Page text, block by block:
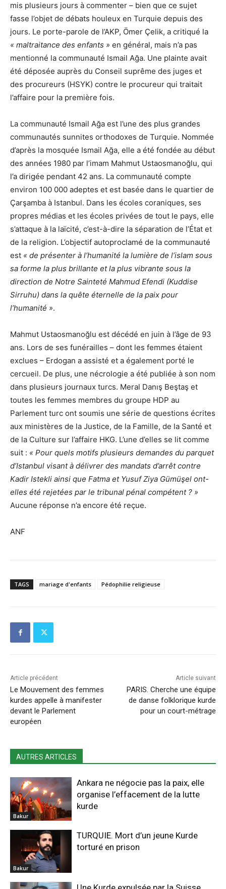
mis plusieurs jours à commenter – bien que ce sujet
fasse l’objet de débats houleux en Turquie depuis des
jours. Le porte-parole de l’AKP, Ömer Çelik, a critiqué la
« maltraitance des enfants » en général, mais n’a pas
mentionné la communauté Ismail Ağa. Une plainte avait
été déposée auprès du Conseil suprême des juges et
des procureurs (HSYK) contre le procureur qui traitait
l’affaire pour la première fois.
La communauté Ismail Ağa est l’une des plus grandes
communautés sunnites orthodoxes de Turquie. Nommée
d’après la mosquée Ismail Ağa, elle a été fondée au début
des années 1980 par l’imam Mahmut Ustaosmanoğlu, qui
l’a dirigée pendant 42 ans. La communauté compte
environ 100 000 adeptes et est basée dans le quartier de
Çarşamba à Istanbul. Dans les écoles coraniques, ses
propres médias et les écoles privées de tout le pays, elle
s’attaque à la laïcité, c’est-à-dire la séparation de l’État et
de la religion. L’objectif autoproclamé de la communauté
est « de présenter à l’humanité la lumière de l’islam sous
sa forme la plus brillante et la plus vibrante sous la
direction de Notre Sainteté Mahmud Efendi (Kuddise
Sirruhu) dans la quête éternelle de la paix pour
l’humanité ».
Mahmut Ustaosmanoğlu est décédé en juin à l’âge de 93
ans. Lors de ses funérailles – dont les femmes étaient
exclues – Erdogan a assisté et a également porté le
cercueil. De plus, une nécrologie a été publiée à son nom
dans plusieurs journaux turcs. Meral Danış Beştaş et
toutes les femmes membres du groupe HDP au
Parlement turc ont soumis une série de questions écrites
aux ministères de la Justice, de la Famille, de la Santé et
de la Culture sur l’affaire HKG. L’une d’elles se lit comme
suit : « Pour quels motifs plusieurs demandes du parquet
d’Istanbul visant à délivrer des mandats d’arrêt contre
Kadir Istekli ainsi que Fatma et Yusuf Ziya Gümüşel ont-
elles été rejetées par le tribunal pénal compétent ? »
Aucune réponse n’a encore été reçue.
ANF
TAGS mariage d'enfants Pédophilie religieuse
Article précédent
Le Mouvement des femmes
kurdes appelle à manifester
devant le Parlement
européen
Article suivant
PARIS. Cherche une équipe
de danse folklorique kurde
pour un court-métrage
AUTRES ARTICLES
Bakur
Ankara ne négocie pas la paix, elle
organise l’effacement de la lutte
kurde
Bakur
TURQUIE. Mort d’un jeune Kurde
torturé en prison